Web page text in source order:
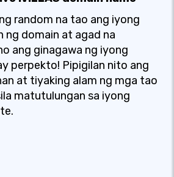
random na tao ang iyong
ng domain at agad na
ang ginagawa ng iyong
perpekto! Pipigilan nito ang
at tiyaking alam ng mga tao
matutulungan sa iyong